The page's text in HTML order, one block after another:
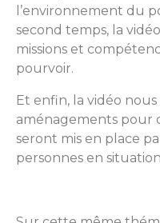
l’environnement du
second temps, la
missions et
pourvoir.
Et enfin, la vidéo
aménagements pour
seront mis en place
personnes en